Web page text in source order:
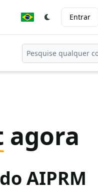
Entrar
agora
AIPRM